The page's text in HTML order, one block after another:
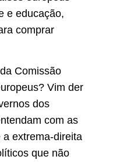
e educação,
comprar
Comissão
Vim der
dos
com as
extrema-direita
que não